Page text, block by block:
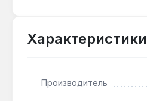
Производство — Китай.
Да — насечки на
Характеристики
Производитель